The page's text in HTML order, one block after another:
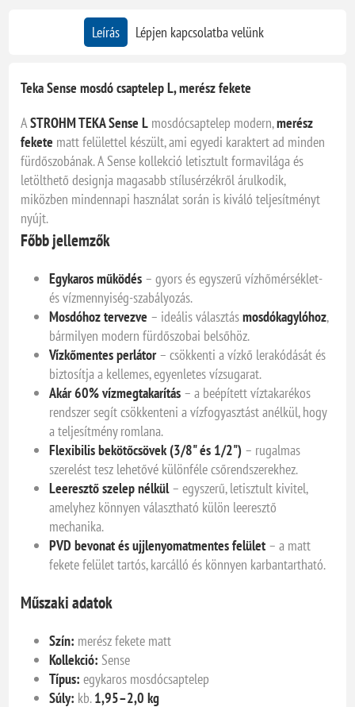
Leírás Lépjen kapcsolatba velünk
Teka Sense mosdó csaptelep L, merész fekete
ASTROHM TEKA Sense L mosdócsaptelep modern,merész
fekete matt felülettel készült, ami egyedi karaktert ad minden
fürdőszobának. A Sense kollekció letisztult formavilága és
letölthető designja magasabb stílusérzékről árulkodik,
miközben mindennapi használat során is kiváló teljesítményt
nyújt.
Főbb jellemzők
Egykaros működés – gyors és egyszerű vízhőmérséklet-
és vízmennyiség-szabályozás.
Mosdóhoz tervezve – ideális választásmosdókagylóhoz,
bármilyen modern fürdőszobai belsőhöz.
Vízkőmentes perlátor– csökkenti a vízkő lerakódását és
biztosítja a kellemes, egyenletes vízsugarat.
Akár 60% vízmegtakarítás – a beépített víztakarékos
rendszer segít csökkenteni a vízfogyasztást anélkül, hogy
a teljesítmény romlana.
Flexibilis bekötőcsövek (3/8" és 1/2") – rugalmas
szerelést tesz lehetővé különféle csőrendszerekhez.
Leeresztő szelep nélkül– egyszerű, letisztult kivitel,
amelyhez könnyen választható külön leeresztő
mechanika.
PVD bevonat és ujjlenyomatmentes felület – a matt
fekete felület tartós, karcálló és könnyen karbantartható.
Műszaki adatok
Szín: merész fekete matt
Kollekció: Sense
Típus: egykaros mosdócsaptelep
Súly: kb.1,95–2,0 kg